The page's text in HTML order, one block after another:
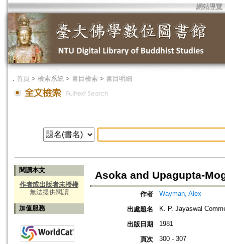
網站導覽
． 首頁 > 檢索系統 > 書目檢索 > 書目明細
閱讀本文
作者或出版者未授權
無法提供閱讀
加值服務
Asoka and Upagupta-
作者 Wayman, Alex
出處題名 K. P. Jayaswal
出版日期 1981
頁次 300 - 307